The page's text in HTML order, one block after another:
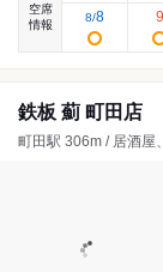
空席
情報
8/8 9
鉄板 薊 町田店
町田駅 306m / 居酒屋